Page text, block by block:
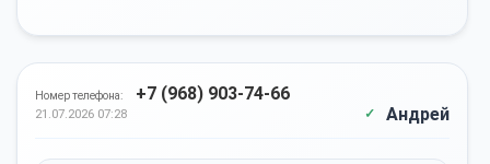
Номер телефона: +7 (968) 903-74-66
21.07.2026 07:28 Андрей